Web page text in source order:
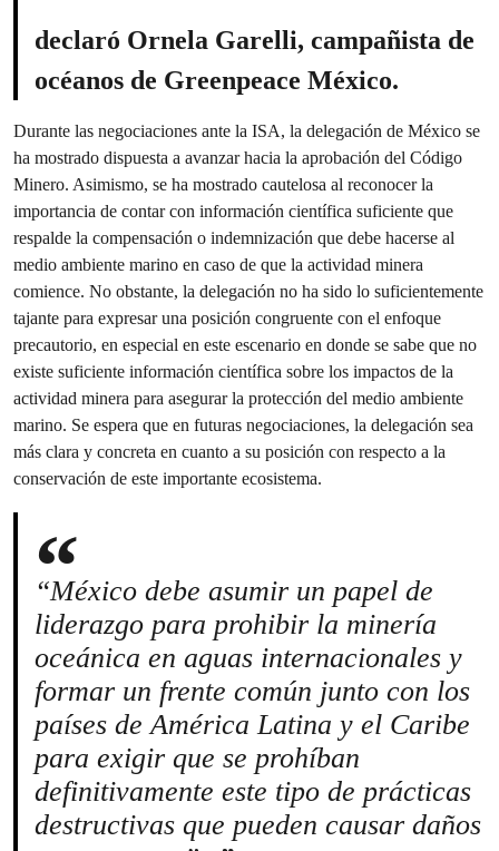
declaró Ornela Garelli, campañista de
océanos de Greenpeace México.
Durante las negociaciones ante la ISA, la delegación de México se
ha mostrado dispuesta a avanzar hacia la aprobación del Código
Minero. Asimismo, se ha mostrado cautelosa al reconocer la
importancia de contar con información científica suficiente que
respalde la compensación o indemnización que debe hacerse al
medio ambiente marino en caso de que la actividad minera
comience. No obstante, la delegación no ha sido lo suficientemente
tajante para expresar una posición congruente con el enfoque
precautorio, en especial en este escenario en donde se sabe que no
existe suficiente información científica sobre los impactos de la
actividad minera para asegurar la protección del medio ambiente
marino. Se espera que en futuras negociaciones, la delegación sea
más clara y concreta en cuanto a su posición con respecto a la
conservación de este importante ecosistema.
“México debe asumir un papel de
liderazgo para prohibir la minería
oceánica en aguas internacionales y
formar un frente común junto con los
países de América Latina y el Caribe
para exigir que se prohíban
definitivamente este tipo de prácticas
destructivas que pueden causar daños